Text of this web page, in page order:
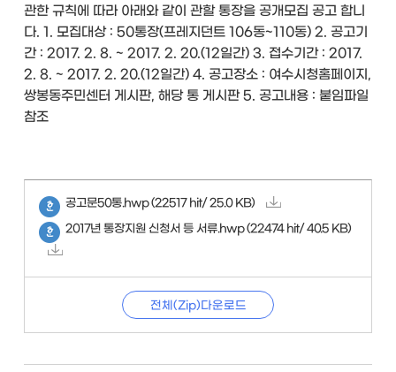
관한 규칙에 따라 아래와 같이 관할 통장을 공개모집 공고 합니
다. 1. 모집대상 : 50통장(프레지던트 106동~110동) 2. 공고기
간 : 2017. 2. 8. ~ 2017. 2. 20.(12일간) 3. 접수기간 : 2017.
2. 8. ~ 2017. 2. 20.(12일간) 4. 공고장소 : 여수시청홈페이지,
쌍봉동주민센터 게시판, 해당 통 게시판 5. 공고내용 : 붙임파일
참조
공고문50통.hwp (22517 hit/ 25.0 KB)
2017년 통장지원 신청서 등 서류.hwp (22474 hit/ 40.5 KB)
전체(Zip)다운로드